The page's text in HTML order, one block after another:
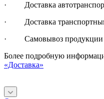
· Доставка
· Доставка
· Самовывоз продукции
Более подробную
«Доставка»